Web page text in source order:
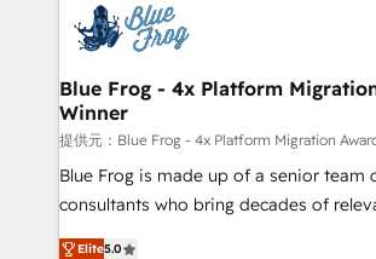
team of 25+ experts Contact us today to help you
get more from your investment in
Implementation partner, we provide
drive your business forward. Since 2015 we are fully
dedicated to HubSpot and with an
team (50+), we work with reputable
B2B sectors such as manufacturing,
business services. We prepare a
business case that demonstrates the
Blue Frog - 4x Platform
Winner
提供元：Blue Frog - 4x Platform Migration
Blue Frog is made up of a senior team
consultants who bring decades of
world experience to our client engagements.
Elite5.0